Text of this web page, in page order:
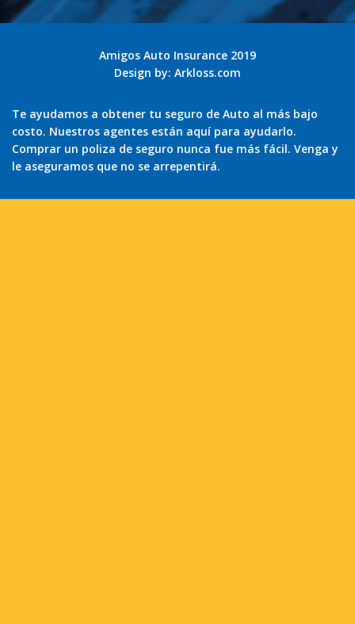
Amigos Auto Insurance 2019
Design by: Arkloss.com
Te ayudamos a obtener tu seguro de Auto al más bajo
costo. Nuestros agentes están aquí para ayudarlo.
Comprar un poliza de seguro nunca fue más fácil. Venga y
le aseguramos que no se arrepentirá.